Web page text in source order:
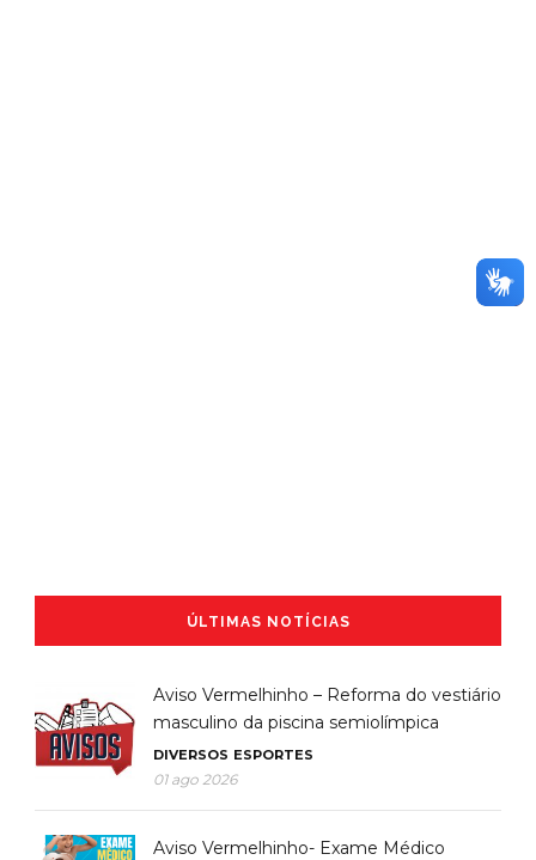
ÚLTIMAS NOTÍCIAS
Aviso Vermelhinho – Reforma do vestiário
masculino da piscina semiolímpica
DIVERSOS ESPORTES
01 ago 2026
Aviso Vermelhinho- Exame Médico